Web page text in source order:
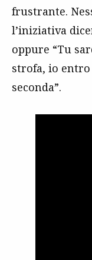
frustrante.
l’iniziativa
oppure “Tu
strofa, io
seconda”.